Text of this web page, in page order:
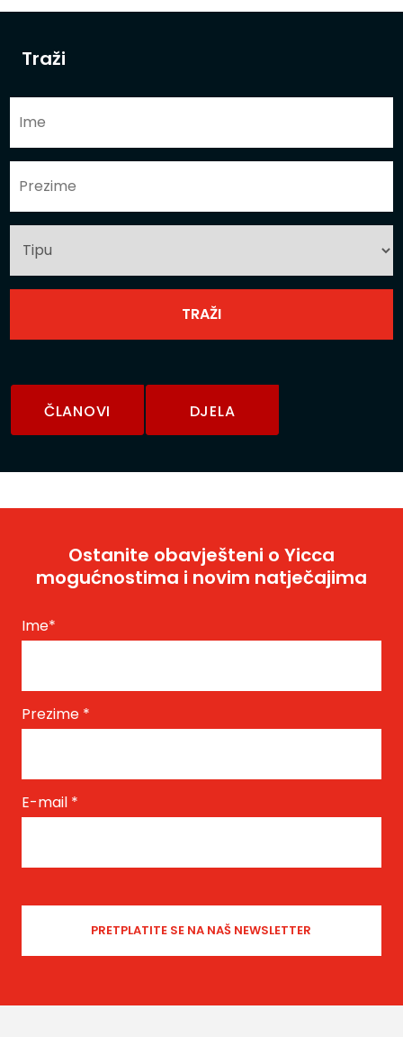
Traži
ČLANOVI DJELA
Ostanite obavješteni o Yicca
mogućnostima i novim natječajima
Ime*
Prezime *
E-mail *